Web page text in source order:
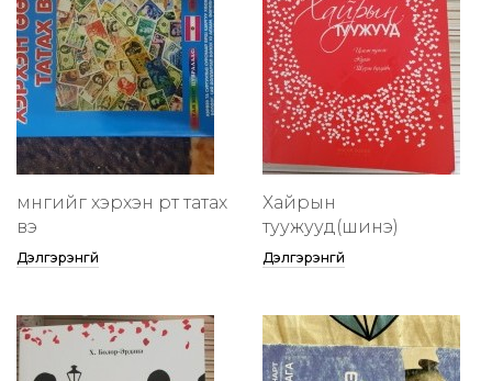
мөнгийг хэрхэн өөртөө татах
вэ
Дэлгэрэнгүй
Хайрын
туужууд(шинэ)
Дэлгэрэнгүй